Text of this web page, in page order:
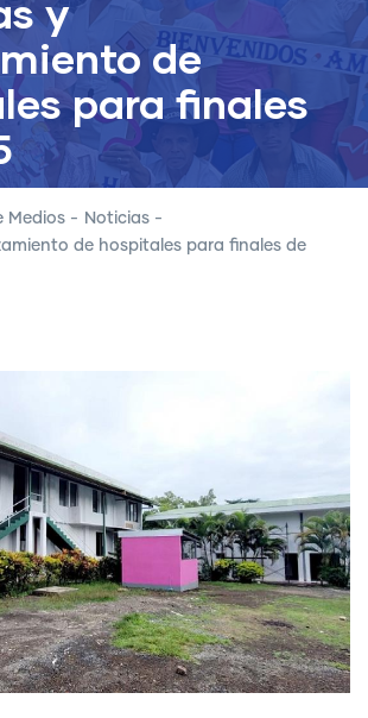
y
de
para finales
Medios - Noticias -
de hospitales para finales de